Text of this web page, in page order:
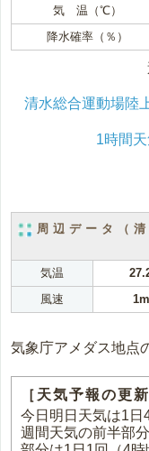
気 温（℃）
降水確率（％）
清水総合運動場陸
1時間
周辺データ（清
気温
風速
気象庁アメダス地点
［天気予報の更
今日明日天気は1日
週間天気の前半部